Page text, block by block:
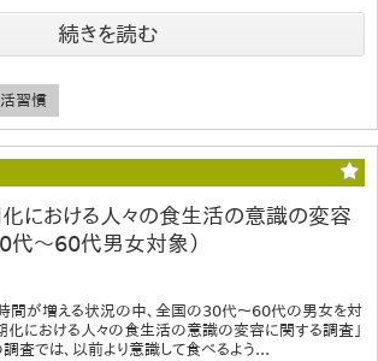
続きを読む
習慣
における人々の食生活の意識の変容
代～60代男女対象）
間が増える状況の中、全国の30代～60代の男女を対
化における人々の食生活の意識の変容に関する調査」
調査では、以前より意識して食べるよう...